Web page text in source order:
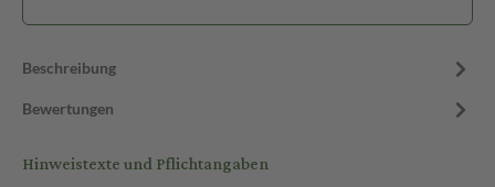
Beschreibung
Bewertungen
Hinweistexte und Pflichtangaben